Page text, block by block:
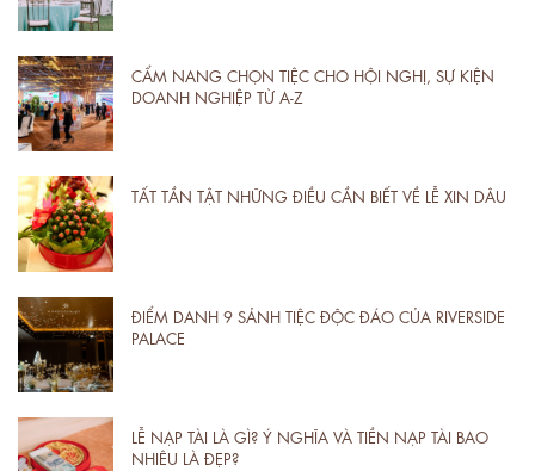
CẨM NANG CHỌN TIỆC CHO HỘI NGHỊ, SỰ KIỆN
DOANH NGHIỆP TỪ A-Z
TẤT TẦN TẬT NHỮNG ĐIỀU CẦN BIẾT VỀ LỄ XIN DÂU
ĐIỂM DANH 9 SẢNH TIỆC ĐỘC ĐÁO CỦA RIVERSIDE
PALACE
LỄ NẠP TÀI LÀ GÌ? Ý NGHĨA VÀ TIỀN NẠP TÀI BAO
NHIÊU LÀ ĐẸP?